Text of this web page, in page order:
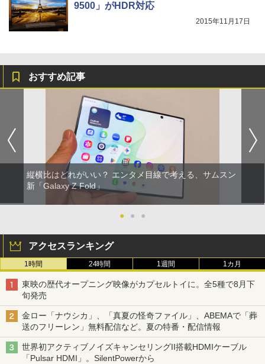
9500」がHDR対応
2015年11月17日
おすすめ記事
縦横比はどれがいい？ エンタメ目線で考える、サムスン
新「Galaxy Z Fold」
● ● ●
アクセスランキング
1時間 24時間 1週間 1カ月
東映の歴代オープニング映像がカプセルトイに。全5種で8月下
旬発売
金ロー「ナウシカ」、「真夏の怪奇ファイル」、ABEMAで「葬
送のフリーレン」無料配信など。夏の特番・配信情報
世界初アクティブノイズキャンセリングII搭載HDMIケーブル
「Pulsar HDMI」。SilentPowerから